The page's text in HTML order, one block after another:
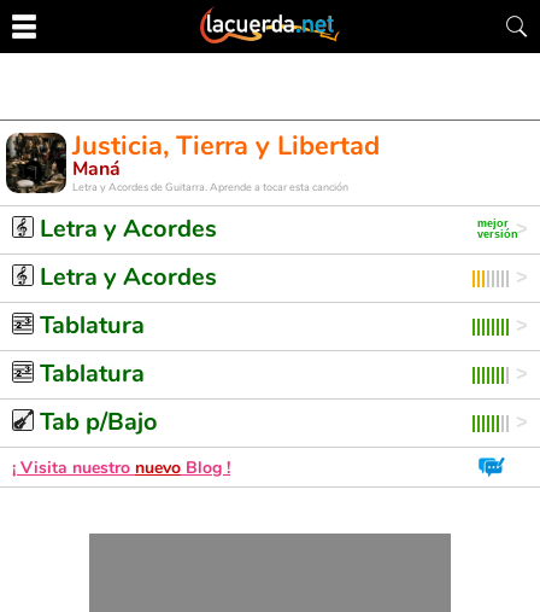
Justicia, Tierra y Libertad
Maná
Letra y Acordes de Guitarra. Aprende a tocar esta canción
Letra y Acordes
Letra y Acordes
Tablatura
Tablatura
Tab p/Bajo
¡ Visita nuestro nuevo Blog !